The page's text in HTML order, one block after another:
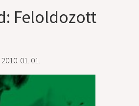
Feloldozott
2010. 01. 01.